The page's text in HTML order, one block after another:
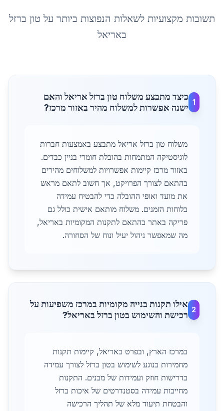
תשובות מקצועיות לשאלות הנפוצות ביותר על טון ברזל
באריאל
1
כיצד מתבצע משלוח טון ברזל אריאל והאם
ישנה אפשרות למשלוח מהיר באזור מרכז?
משלוח טון ברזל אריאל מתבצע באמצעות חברות
לוגיסטיקה המתמחות בהובלת חומרי בניין כבדים.
באזור מרכז קיימות אפשרויות למשלוחים מהירים
בהתאם לצורך הפרויקט, אך חשוב לתאם מראש
את מועד ואופי ההובלה כדי להבטיח עמידה
בלוחות הזמנים. משלוח מותאם אישית כולל גם
פריקה באתר בהתאם לתקנות המקומיות באריאל,
מה שמאפשר ניהול יעיל ונוח של הסחורה.
2
אילו תקנות בנייה מקומיות במרכז משפיעות על
רכישת והשימוש בטון ברזל באריאל?
במרכז הארץ, ובפרט באריאל, קיימות תקנות
מחמירות בנוגע לשימוש בטון ברזל לצורך עמידה
בדרישות חוזק ועמידות של מבנים. התקנות
מחייבות עמידה בסטנדרטים של איכות ברזל
והבטחת תיעוד מלא של תהליך הרכישה